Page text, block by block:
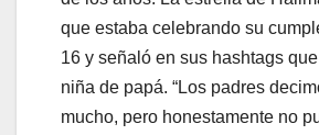
que estaba celebrando su
16 y señaló en sus hashtags
niña de papá. “Los padres
mucho, pero honestamente no